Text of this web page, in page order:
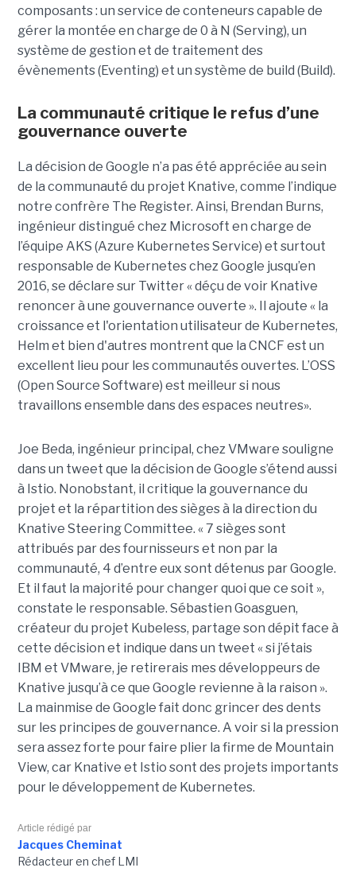
composants : un service de conteneurs capable de
gérer la montée en charge de 0 à N (Serving), un
système de gestion et de traitement des
évènements (Eventing) et un système de build (Build).
La communauté critique le refus d’une
gouvernance ouverte
La décision de Google n’a pas été appréciée au sein
de la communauté du projet Knative, comme l’indique
notre confrère The Register. Ainsi, Brendan Burns,
ingénieur distingué chez Microsoft en charge de
l’équipe AKS (Azure Kubernetes Service) et surtout
responsable de Kubernetes chez Google jusqu’en
2016, se déclare sur Twitter « déçu de voir Knative
renoncer à une gouvernance ouverte ». Il ajoute « la
croissance et l'orientation utilisateur de Kubernetes,
Helm et bien d'autres montrent que la CNCF est un
excellent lieu pour les communautés ouvertes. L’OSS
(Open Source Software) est meilleur si nous
travaillons ensemble dans des espaces neutres».
Joe Beda, ingénieur principal, chez VMware souligne
dans un tweet que la décision de Google s’étend aussi
à Istio. Nonobstant, il critique la gouvernance du
projet et la répartition des sièges à la direction du
Knative Steering Committee. « 7 sièges sont
attribués par des fournisseurs et non par la
communauté, 4 d’entre eux sont détenus par Google.
Et il faut la majorité pour changer quoi que ce soit »,
constate le responsable. Sébastien Goasguen,
créateur du projet Kubeless, partage son dépit face à
cette décision et indique dans un tweet « si j’étais
IBM et VMware, je retirerais mes développeurs de
Knative jusqu’à ce que Google revienne à la raison ».
La mainmise de Google fait donc grincer des dents
sur les principes de gouvernance. A voir si la pression
sera assez forte pour faire plier la firme de Mountain
View, car Knative et Istio sont des projets importants
pour le développement de Kubernetes.
Article rédigé par
Jacques Cheminat
Rédacteur en chef LMI